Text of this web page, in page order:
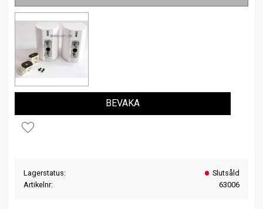
Lägg till i favoriter
BEVAKA
Lagerstatus
Slutsåld
Artikelnr
63006